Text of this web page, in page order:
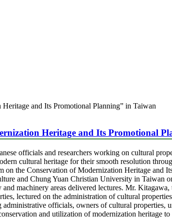
and Its Promotional Planning” in Taiwan
Heritage and Its Promotional
officials and researchers working on cultural
cultural heritage for their smooth resolution
the Conservation of Modernization Heritage and
and Chung Yuan Christian University in Taiwan
machinery areas delivered lectures. Mr.
lectured on the administration of cultural
officials, owners of cultural properties,
and utilization of modernization heritage to